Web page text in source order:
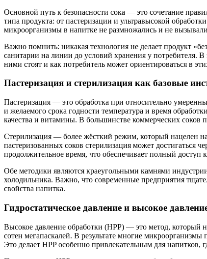
Основной путь к безопасности сока — это сочетание
типа продукта: от пастеризации и ультравысокой
микроорганизмы в напитке не размножались и не
Важно помнить: никакая технология не делает продукт
санитарии на линии до условий хранения у потребителя.
ними стоят и как потребитель может ориентироваться в
Пастеризация и стерилизация как базовые
Пастеризация — это обработка при относительно
и желаемого срока годности температура и время
качества и витамины. В большинстве коммерческих соков
Стерилизация — более жёсткий режим, который нацелен
пастеризованных соков стерилизация может достигаться
продолжительное время, что обеспечивает полный доступ
Обе методики являются краеугольными камнями
холодильника. Важно, что современные предприятия
свойства напитка.
Гидростатическое давление и высокое
Высокое давление обработки (HPP) — это метод, который
сотен мегапаскалей. В результате многие
Это делает HPP особенно привлекательным для